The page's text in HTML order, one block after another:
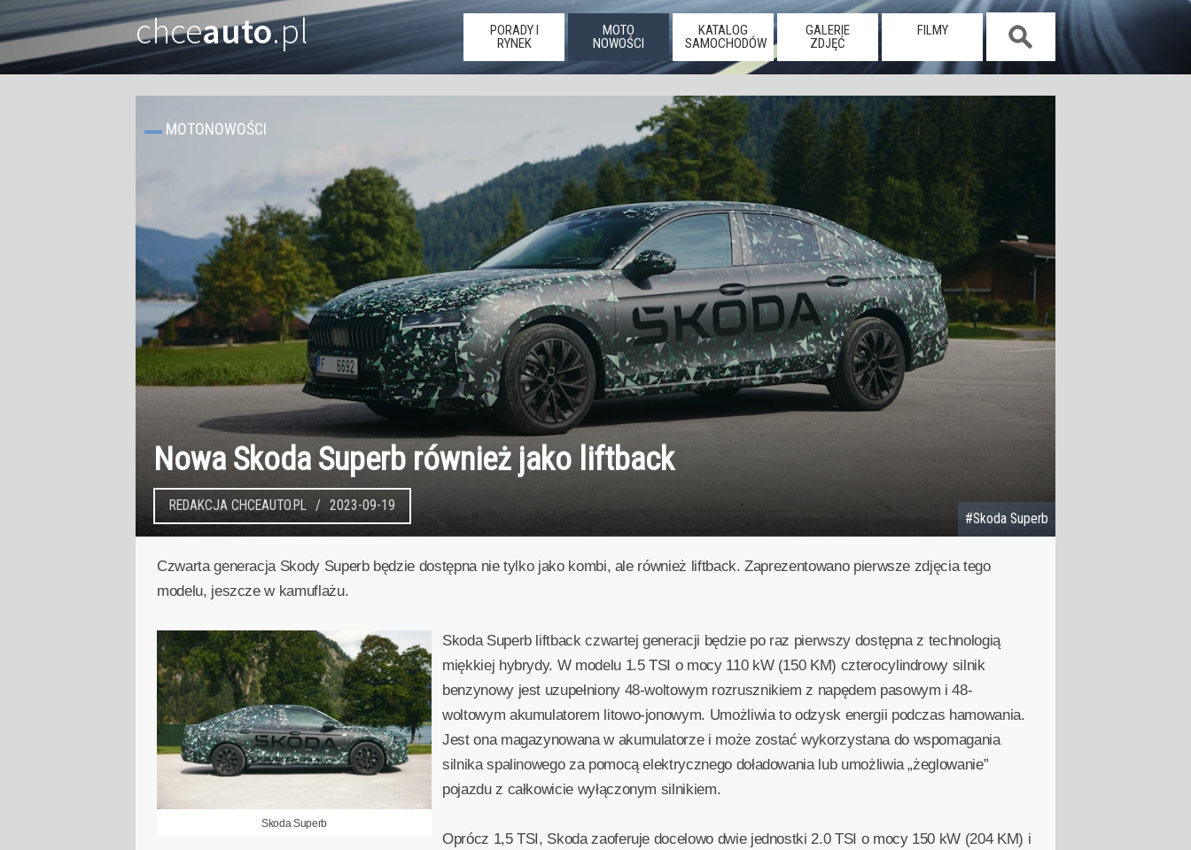
chceauto.pl
PORADY I
RYNEK
MOTO
NOWOŚCI
KATALOG
SAMOCHODÓW
GALERIE
ZDJĘĆ
FILMY
Nowa Skoda Superb również jako liftback
MOTONOWOŚCI
REDAKCJA CHCEAUTO.PL
2023-09-19
#Skoda Superb
Czwarta generacja Skody Superb będzie dostępna nie tylko jako kombi, ale również liftback. Zaprezentowano pierwsze zdjęcia tego
modelu, jeszcze w kamuflażu.
Skoda Superb
Skoda Superb liftback czwartej generacji będzie po raz pierwszy dostępna z technologią
miękkiej hybrydy. W modelu 1.5 TSI o mocy 110 kW (150 KM) czterocylindrowy silnik
benzynowy jest uzupełniony 48-woltowym rozrusznikiem z napędem pasowym i 48-
woltowym akumulatorem litowo-jonowym. Umożliwia to odzysk energii podczas hamowania.
Jest ona magazynowana w akumulatorze i może zostać wykorzystana do wspomagania
silnika spalinowego za pomocą elektrycznego doładowania lub umożliwia „żeglowanie”
pojazdu z całkowicie wyłączonym silnikiem.
Oprócz 1,5 TSI, Skoda zaoferuje docelowo dwie jednostki 2.0 TSI o mocy 150 kW (204 KM) i